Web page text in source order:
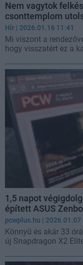
Nem vagytok
csonttemplom
Hír | 2026.01.16 11:41
Mi viszont a
hogy visszatért ez a
1,5 napot
épített ASUS
pcwplus.hu | 2026.01.07
Könnyű és akár 33
új Snapdragon X2